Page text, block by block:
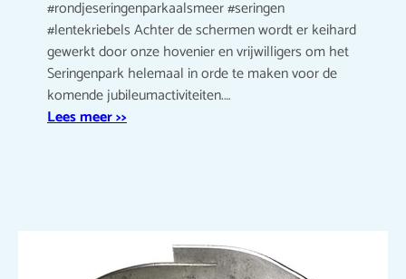
#rondjeseringenparkaalsmeer #seringen
#lentekriebels Achter de schermen wordt er keihard
gewerkt door onze hovenier en vrijwilligers om het
Seringenpark helemaal in orde te maken voor de
komende jubileumactiviteiten.…
Lees meer >>